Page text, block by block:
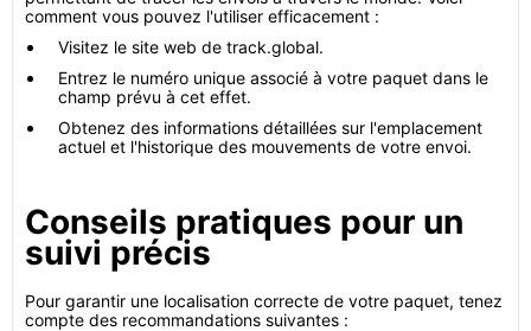
comment vous pouvez l'utiliser efficacement :
Visitez le site web de track.global.
Entrez le numéro unique associé à votre paquet dans le
champ prévu à cet effet.
Obtenez des informations détaillées sur l'emplacement
actuel et l'historique des mouvements de votre envoi.
Conseils pratiques pour un
suivi précis
Pour garantir une localisation correcte de votre paquet, tenez
compte des recommandations suivantes :